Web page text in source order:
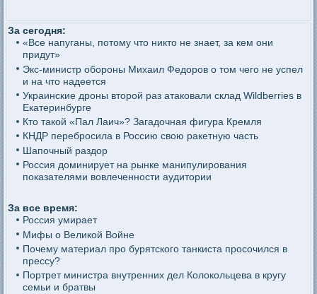
За сегодня:
«Все напуганы, потому что никто не знает, за кем они
придут»
Экс-министр обороны Михаил Федоров о том чего не успел
и на что надеется
Украинские дроны второй раз атаковали склад Wildberries в
Екатеринбурге
Кто такой «Пал Лаич»? Загадочная фигура Кремля
КНДР перебросила в Россию свою ракетную часть
Шапочный раздор
Россия доминирует на рынке манипулирования
показателями вовлеченности аудитории
За все время:
Россия умирает
Мифы о Великой Войне
Почему материал про бурятского танкиста просочился в
прессу?
Портрет министра внутренних дел Колокольцева в кругу
семьи и братвы